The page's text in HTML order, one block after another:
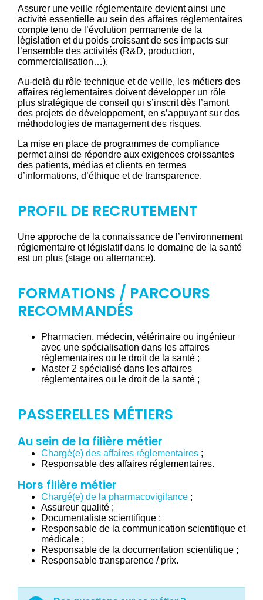
Assurer une veille réglementaire devient ainsi une
activité essentielle au sein des affaires réglementaires
compte tenu de l’évolution permanente de la
législation et du poids croissant de ses impacts sur
l’ensemble des activités (R&D, production,
commercialisation…).
Au-delà du rôle technique et de veille, les métiers des
affaires réglementaires doivent développer un rôle
plus stratégique de conseil qui s’inscrit dès l’amont
des projets de développement, en s’appuyant sur des
méthodologies de management des risques.
La mise en place de programmes de compliance
permet ainsi de répondre aux exigences croissantes
des patients, médias et clients en termes
d’informations, d’éthique et de transparence.
PROFIL DE RECRUTEMENT
Une approche de la connaissance de l’environnement
réglementaire et législatif dans le domaine de la santé
est un plus (stage ou alternance).
FORMATIONS / PARCOURS
RECOMMANDÉS
Pharmacien, médecin, vétérinaire ou ingénieur
avec une spécialisation dans les affaires
réglementaires ou le droit de la santé ;
Master 2 spécialisé dans les affaires
réglementaires ou le droit de la santé ;
PASSERELLES MÉTIERS
Au sein de la filière métier
Chargé(e) des affaires réglementaires ;
Responsable des affaires réglementaires.
Hors filière métier
Chargé(e) de la pharmacovigilance ;
Assureur qualité ;
Documentaliste scientifique ;
Responsable de la communication scientifique et
médicale ;
Responsable de la documentation scientifique ;
Responsable transparence / prix.